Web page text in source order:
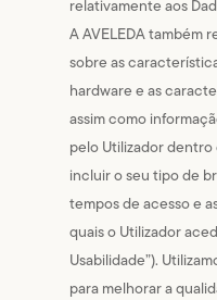
relativamente aos
A AVELEDA também
sobre as
hardware e as
assim como
pelo Utilizador dentro
incluir o seu tipo de
tempos de acesso e
quais o Utilizador
Usabilidade”).
para melhorar a